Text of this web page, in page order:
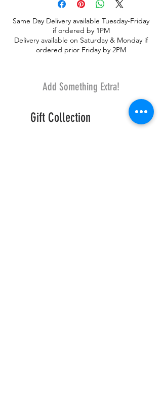
Same Day Delivery available Tuesday-Friday
if ordered by 1PM
Delivery available on Saturday & Monday if
ordered prior Friday by 2PM
Add Something Extra!
Gift Collection